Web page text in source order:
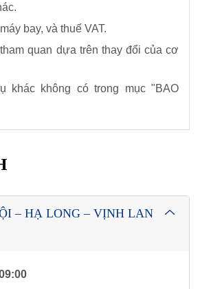
bay, và thuế VAT.
quan dựa trên thay đổi của cơ
khác không có trong mục "BAO
– HẠ LONG – VỊNH LAN